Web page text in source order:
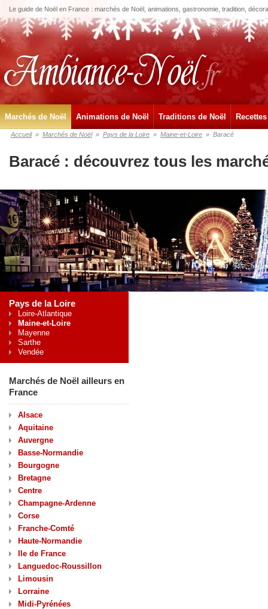
Le guide de Noël en France : marchés de Noël, animations, gastronomie, tradition,
Marchés de Noël Animations de Noël Traditions de Noël
Accueil » Marchés de Noël » Pays de la Loire » Maine-et-Loire » Baracé
Baracé : découvrez tous les
Pays de la Loire
Loire-Atlantique
Maine-et-Loire
Mayenne
Sarthe
Vendée
Marchés de Noël ailleurs en
France
Alsace
Aquitaine
Auvergne
Basse-Normandie
Bourgogne
Bretagne
Centre
Champagne-Ardenne
Corse
Franche-Comté
Haute-Normandie
Ile de France
Languedoc-Roussillon
Limousin
Lorraine
Midi-Pyrénées